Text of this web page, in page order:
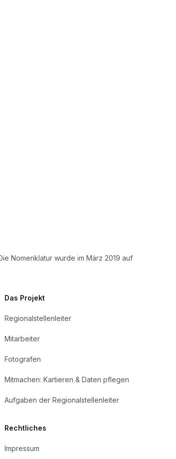
Nomenklatur wurde im März 2019 auf
Das Projekt
Regionalstellenleiter
Mitarbeiter
Fotografen
Mitmachen: Kartieren & Daten pflegen
Aufgaben der Regionalstellenleiter
Rechtliches
Impressum